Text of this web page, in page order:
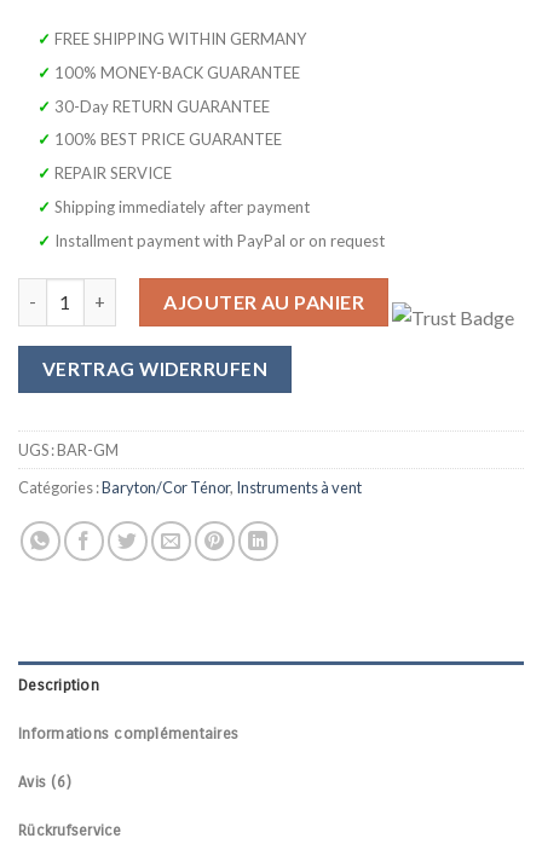
initial
était :
2 499,00 €.
actuel
est :
✓ FREE SHIPPING WITHIN GERMANY
✓ 100% MONEY-BACK GUARANTEE
✓ 30-Day RETURN GUARANTEE
✓ 100% BEST PRICE GUARANTEE
✓ REPAIR SERVICE
✓ Shipping immediately after payment
✓ Installment payment with PayPal or on request
AJOUTER AU PANIER
VERTRAG WIDERRUFEN
UGS :BAR-GM
Catégories :Baryton/Cor Ténor, Instruments à vent
Description
Informations complémentaires
Avis (6)
Rückrufservice